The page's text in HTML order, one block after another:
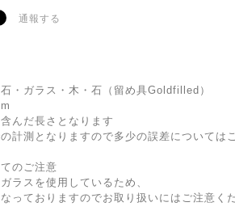
通報する
・ガラス・木・石（留め具Goldfilled）
んだ長さとなります
計測となりますので多少の誤差については
のご注意
ラスを使用しているため、
っておりますのでお取り扱いにはご注意く